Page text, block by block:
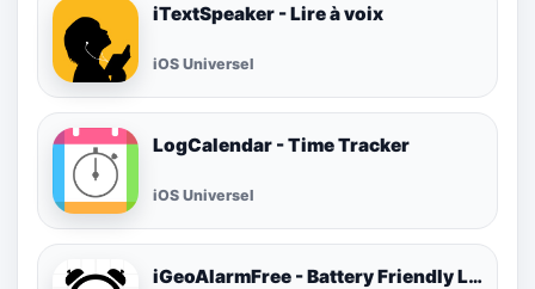
iTextSpeaker - Lire à voix
iOS Universel
LogCalendar - Time Tracker
iOS Universel
iGeoAlarmFree - Battery Friendly Location Alarm